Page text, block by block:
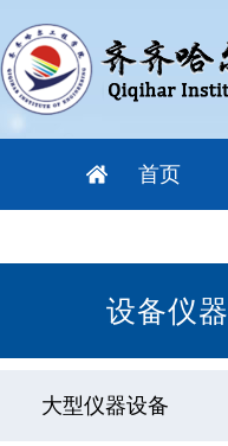
首页
设备仪器
大型仪器设备